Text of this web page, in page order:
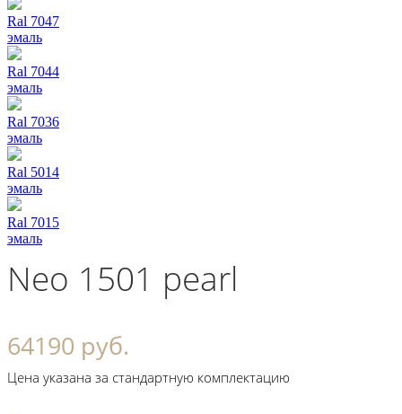
Ral 7047
эмаль
Ral 7044
эмаль
Ral 7036
эмаль
Ral 5014
эмаль
Ral 7015
эмаль
Neo 1501 pearl
64190 руб.
Цена указана за стандартную комплектацию